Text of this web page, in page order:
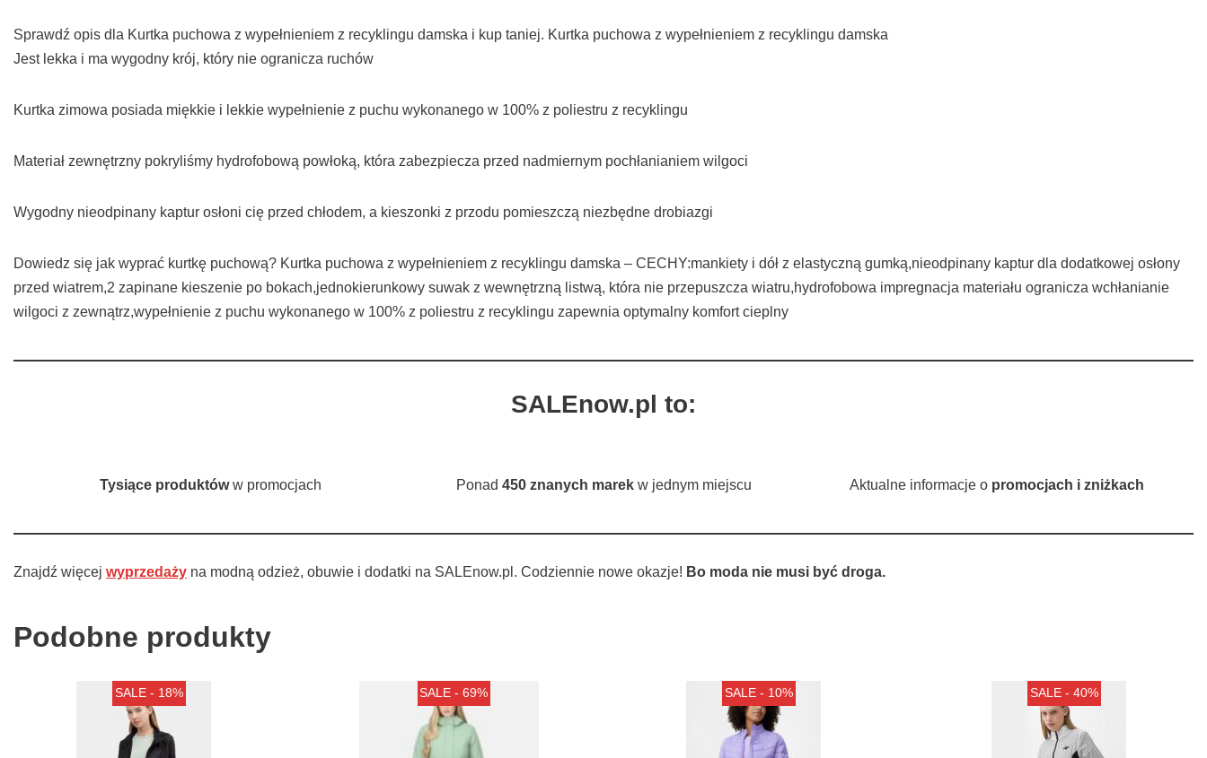
Sprawdź opis dla Kurtka puchowa z wypełnieniem z recyklingu damska i kup taniej. Kurtka puchowa z wypełnieniem z recyklingu damska
Jest lekka i ma wygodny krój, który nie ogranicza ruchów
Kurtka zimowa posiada miękkie i lekkie wypełnienie z puchu wykonanego w 100% z poliestru z recyklingu
Materiał zewnętrzny pokryliśmy hydrofobową powłoką, która zabezpiecza przed nadmiernym pochłanianiem wilgoci
Wygodny nieodpinany kaptur osłoni cię przed chłodem, a kieszonki z przodu pomieszczą niezbędne drobiazgi
Dowiedz się jak wyprać kurtkę puchową? Kurtka puchowa z wypełnieniem z recyklingu damska – CECHY:mankiety i dół z elastyczną gumką,nieodpinany kaptur dla dodatkowej osłony
przed wiatrem,2 zapinane kieszenie po bokach,jednokierunkowy suwak z wewnętrzną listwą, która nie przepuszcza wiatru,hydrofobowa impregnacja materiału ogranicza wchłanianie
wilgoci z zewnątrz,wypełnienie z puchu wykonanego w 100% z poliestru z recyklingu zapewnia optymalny komfort cieplny
SALEnow.pl to:
Tysiące produktóww promocjach Ponad 450 znanych marekw jednym miejscu Aktualne informacje o promocjach i zniżkach
Znajdź więcej wyprzedaży na modną odzież, obuwie i dodatki na SALEnow.pl. Codziennie nowe okazje! Bo moda nie musi być droga.
Podobne produkty
SALE - 18% SALE - 69% SALE - 10% SALE - 40%